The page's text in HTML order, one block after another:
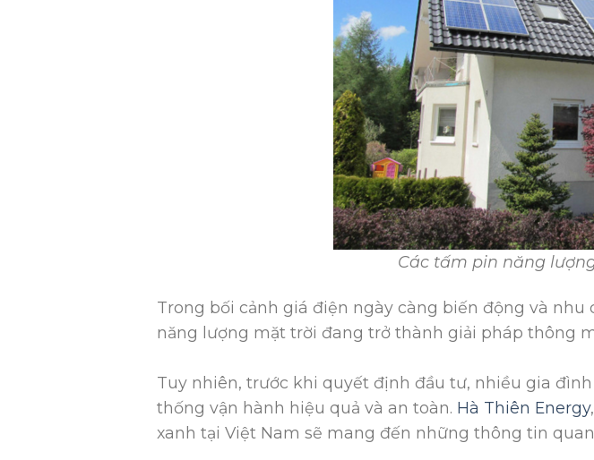
Các tấm pin năng
Trong bối cảnh giá điện ngày càng biến động và nhu
năng lượng mặt trời đang trở thành giải pháp thông
Tuy nhiên, trước khi quyết định đầu tư, nhiều gia
thống vận hành hiệu quả và an toàn. Hà Thiên Energy
xanh tại Việt Nam sẽ mang đến những thông tin